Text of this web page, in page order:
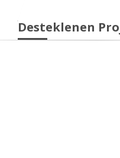
Desteklenen